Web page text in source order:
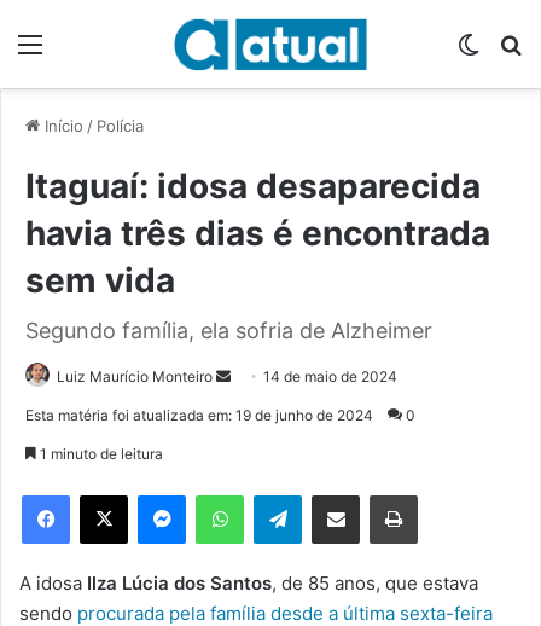
Início / Polícia
Itaguaí: idosa desaparecida
havia três dias é encontrada
sem vida
Segundo família, ela sofria de Alzheimer
Luiz Maurício Monteiro
e
m
e
-
14 de maio de 2024
Esta matéria foi atualizada em: 19 de junho de 2024 0
1 minuto de leitura
Telegram
A idosa Ilza Lúcia dos Santos, de 85 anos, que estava
sendo procurada pela família desde a última sexta-feira